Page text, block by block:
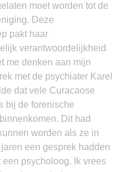
moet worden tot de
Deze
pakt haar
verantwoordelijkheid
me denken aan mijn
met de psychiater Karel
dat vele Curacaose
bij de forenische
Dit had
worden als ze in
een gesprek hadden
een psycholoog. Ik vrees